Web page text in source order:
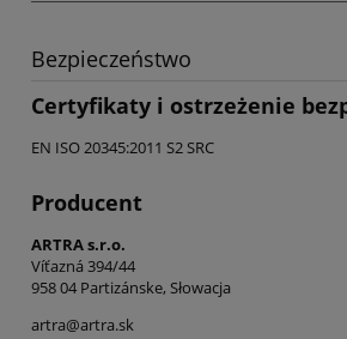
Bezpieczeństwo
Certyfikaty i ostrzeżenie
EN ISO 20345:2011 S2 SRC
Producent
ARTRA s.r.o.
Víťazná 394/44
958 04 Partizánske, Słowacja
artra@artra.sk